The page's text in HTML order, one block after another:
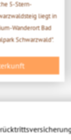
5-Stern-
liegt in
Wanderort Bad
Schwarzwald".